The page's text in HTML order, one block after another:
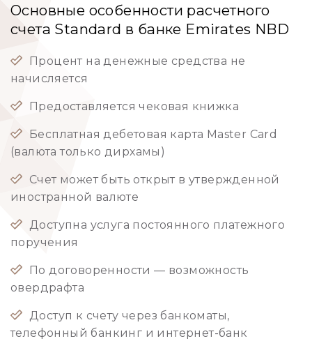
Основные особенности расчетного
счета Standard в банке Emirates NBD
Процент на денежные средства не
начисляется
Предоставляется чековая книжка
Бесплатная дебетовая карта Master Card
(валюта только дирхамы)
Счет может быть открыт в утвержденной
иностранной валюте
Доступна услуга постоянного платежного
поручения
По договоренности — возможность
овердрафта
Доступ к счету через банкоматы,
телефонный банкинг и интернет-банк